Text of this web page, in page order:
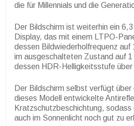
die für Millennials und die
Der Bildschirm ist weiterhin ein
Display, das mit einem LTPO-
dessen Bildwiederholfrequenz auf
im ausgeschalteten Zustand auf 1
dessen HDR-Helligkeitsstufe
Der Bildschirm selbst verfügt über
dieses Modell entwickelte
Kratzschutzbeschichtung, sodass
auch im Sonnenlicht noch gut zu